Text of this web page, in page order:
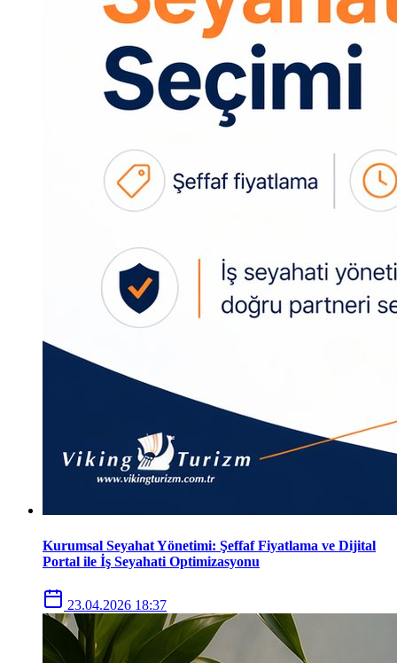
Kurumsal Seyahat Yönetimi: Şeffaf Fiyatlama ve Dijital
Portal ile İş Seyahati Optimizasyonu
23.04.2026 18:37